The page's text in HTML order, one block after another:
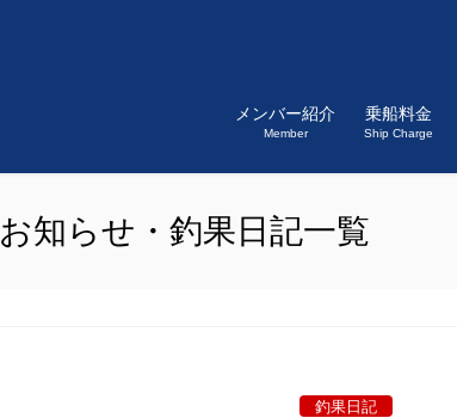
メンバー紹介
Member
乗船料金
Ship Charge
お知らせ・釣果日記一覧
釣果日記